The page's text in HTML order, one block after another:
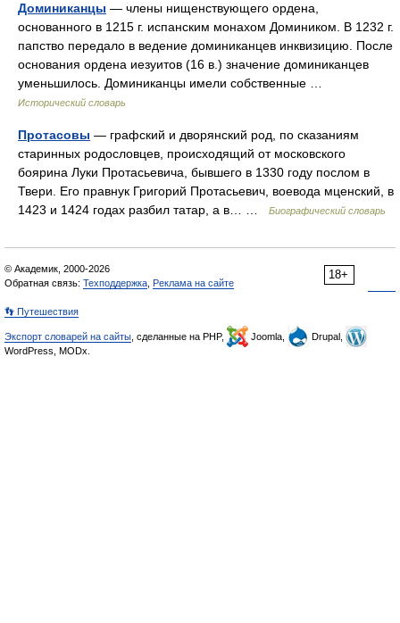
Доминиканцы — члены нищенствующего ордена,
основанного в 1215 г. испанским монахом Домиником. В 1232 г.
папство передало в ведение доминиканцев инквизицию. После
основания ордена иезуитов (16 в.) значение доминиканцев
уменьшилось. Доминиканцы имели собственные …
Исторический словарь
Протасовы — графский и дворянский род, по сказаниям
старинных родословцев, происходящий от московского
боярина Луки Протасьевича, бывшего в 1330 году послом в
Твери. Его правнук Григорий Протасьевич, воевода мценский, в
1423 и 1424 годах разбил татар, а в… …
Биографический словарь
18+
© Академик, 2000-2026
Обратная связь: Техподдержка Реклама на сайте
👣 Путешествия
Экспорт словарей на сайты , сделанные на PHP, Joomla,
Drupal,
WordPress, MODx.